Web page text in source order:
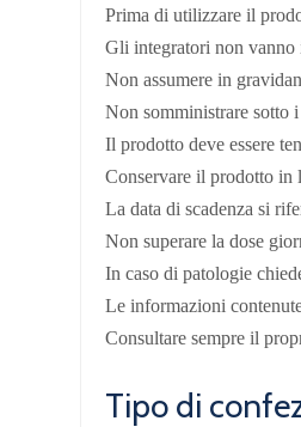
Prima di utilizzare il
Gli integratori non vanno
Non assumere in
Non somministrare sotto
Il prodotto deve essere
Conservare il prodotto in
La data di scadenza si
Non superare la dose
In caso di patologie
Le informazioni
Consultare sempre il
Tipo di